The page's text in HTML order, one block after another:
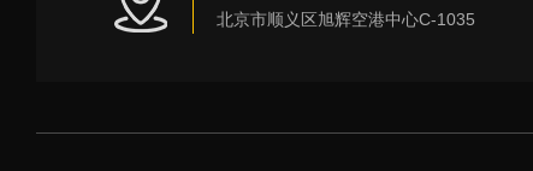
北京市顺义区旭辉空港中心C-1035